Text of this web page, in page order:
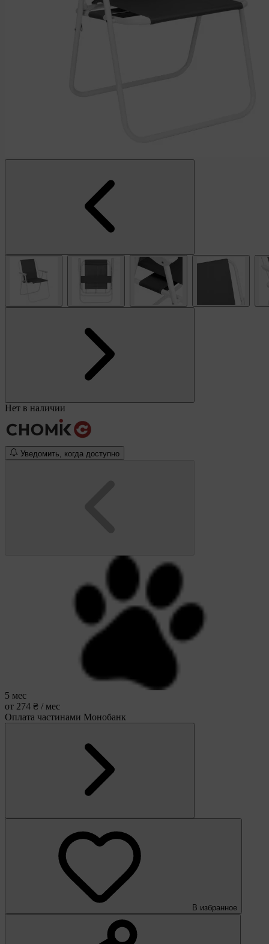
Нет в наличии
Уведомить, когда доступно
5 мес
от 274 ₴ / мес
Оплата частинами Монобанк
В избранное